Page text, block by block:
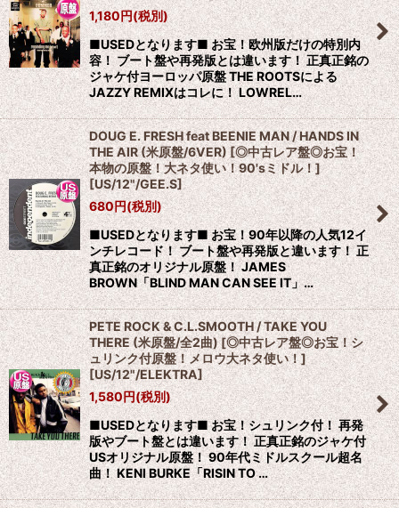
1,180円(税別)
■USEDとなります■ お宝！欧州版だけの特別内
容！ ブート盤や再発版とは違います！ 正真正銘の
ジャケ付ヨーロッパ原盤 THE ROOTSによる
JAZZY REMIXはコレに！ LOWREL…
DOUG E. FRESH feat BEENIE MAN / HANDS IN
THE AIR (米原盤/6VER) [◎中古レア盤◎お宝！
本物の原盤！大ネタ使い！90'sミドル！]
[US/12"/GEE.S]
680円(税別)
■USEDとなります■ お宝！90年以降の人気12イ
ンチレコード！ ブート盤や再発版と違います！ 正
真正銘のオリジナル原盤！ JAMES
BROWN「BLIND MAN CAN SEE IT」…
PETE ROCK & C.L.SMOOTH / TAKE YOU
THERE (米原盤/全2曲) [◎中古レア盤◎お宝！シ
ュリンク付原盤！メロウ大ネタ使い！]
[US/12"/ELEKTRA]
1,580円(税別)
■USEDとなります■ お宝！シュリンク付！ 再発
版やブート盤とは違います！ 正真正銘のジャケ付
USオリジナル原盤！ 90年代ミドルスクール超名
曲！ KENI BURKE「RISIN TO …